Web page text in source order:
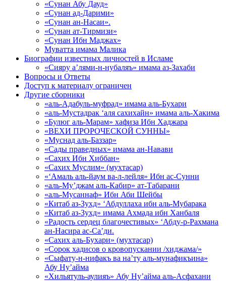
«Сунан Абу Дауд»
«Сунан ад-Дарими»
«Сунан ан-Насаи».
«Сунан ат-Тирмизи»
«Сунан Ибн Маджах»
Муватта имама Малика
Биографии известных личностей в Исламе
«Сияру а’лями-н-нубаляъ» имама аз-Захаби
Вопросы и Ответы
Доступ к материалу ограничен
Другие сборники
«аль-Адабуль-муфрад» имама аль-Бухари
«аль-Мустадрак ‘аля сахихайн» имама аль-Хакима
«Булюг аль-Марам» хафиза Ибн Хаджара
«ВЕХИ ПРОРОЧЕСКОЙ СУННЫ»
«Муснад аль-Баззар»
«Сады праведных» имама ан-Навави
«Сахих Ибн Хиббан»
«Сахих Муслим» (мухтасар)
«‘Амаль аль-йаум ва-л-лейля» Ибн ас-Сунни
«аль-Му’джам аль-Кабир» ат-Табарани
«аль-Мусаннаф» Ибн Аби Шейбы
«Китаб аз-Зухд» ‘Абдуллаха ибн аль-Мубарака
«Китаб аз-Зухд» имама Ахмада ибн Ханбаля
«Радость сердец благочестивых» ‘Абду-р-Рахмана
ан-Насира ас-Са’ди.
«Сахих аль-Бухари» (мухтасар)
«Сорок хадисов о кровопускании /хиджама/»
«Сыфату-н-нифакъ ва на’ту аль-мунафикъина»
Абу Ну’айма
«Хильятуль-аулияъ» Абу Ну’айма аль-Асфахани